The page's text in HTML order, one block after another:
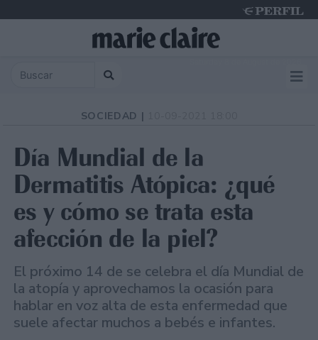
SOCIEDAD |
Día Mundial de la
Dermatitis Atópica: ¿qué
es y cómo se trata esta
afección de la piel?
El próximo 14 de se celebra el día Mundial de
la atopía y aprovechamos la ocasión para
hablar en voz alta de esta enfermedad que
suele afectar muchos a bebés e infantes.